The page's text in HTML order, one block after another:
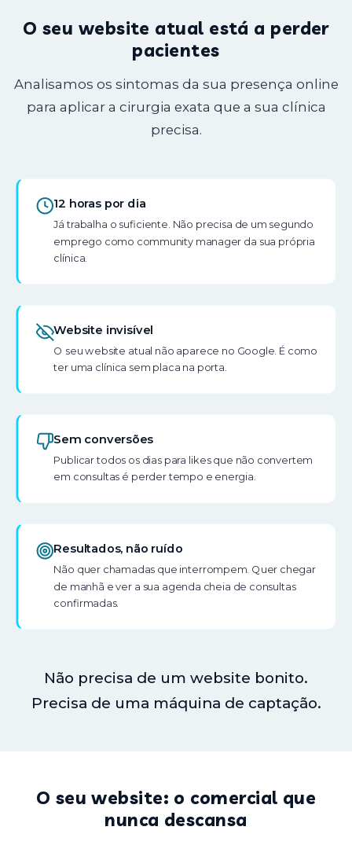
O seu website atual está a perder
pacientes
Analisamos os sintomas da sua presença online
para aplicar a cirurgia exata que a sua clínica
precisa.
12 horas por dia
Já trabalha o suficiente. Não precisa de um segundo
emprego como community manager da sua própria
clínica.
Website invisível
O seu website atual não aparece no Google. É como
ter uma clínica sem placa na porta.
Sem conversões
Publicar todos os dias para likes que não convertem
em consultas é perder tempo e energia.
Resultados, não ruído
Não quer chamadas que interrompem. Quer chegar
de manhã e ver a sua agenda cheia de consultas
confirmadas.
Não precisa de um website bonito.
Precisa de uma máquina de captação.
O seu website: o comercial que
nunca descansa